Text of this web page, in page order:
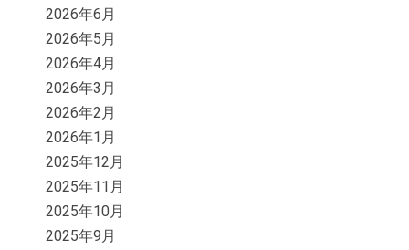
2026年6月
2026年5月
2026年4月
2026年3月
2026年2月
2026年1月
2025年12月
2025年11月
2025年10月
2025年9月